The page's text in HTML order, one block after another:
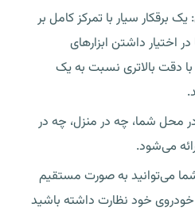
سیار با تمرکز کامل بر
اختیار داشتن ابزارهای
دقت بالاتری نسبت به یک
محل شما، چه در منزل، چه در
می‌شود.
می‌توانید به صورت مستقیم
خودروی خود نظارت داشته باشید